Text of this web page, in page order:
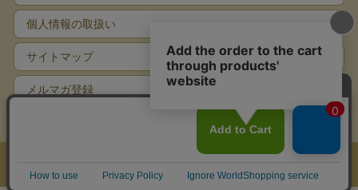
個人情報の取扱い
サイトマップ
メルマガ登録
表示：スマートフォン｜PC
Copyright (C) art-miyuki.jp All rights reserved.